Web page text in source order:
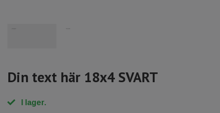
Din text här 18x4 SVART
I lager.